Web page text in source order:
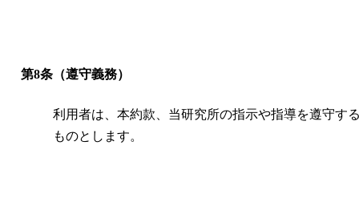
第8条（遵守義務）
利用者は、本約款、当研究所の指示や指導を遵守す
ものとします。